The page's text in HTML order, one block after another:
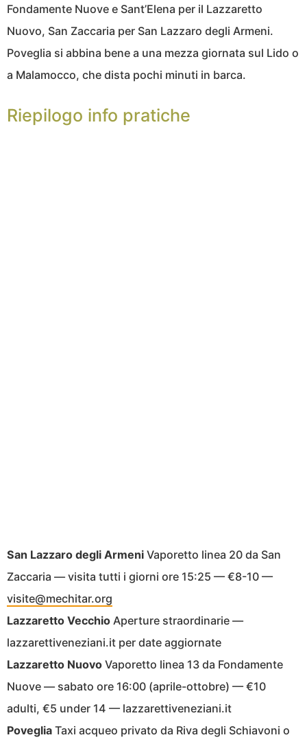
Fondamente Nuove e Sant’Elena per il Lazzaretto
Nuovo, San Zaccaria per San Lazzaro degli Armeni.
Poveglia si abbina bene a una mezza giornata sul Lido o
a Malamocco, che dista pochi minuti in barca.
Riepilogo info pratiche
San Lazzaro degli Armeni Vaporetto linea 20 da San
Zaccaria — visita tutti i giorni ore 15:25 — €8-10 —
visite@mechitar.org
Lazzaretto Vecchio Aperture straordinarie —
lazzarettiveneziani.it per date aggiornate
Lazzaretto Nuovo Vaporetto linea 13 da Fondamente
Nuove — sabato ore 16:00 (aprile-ottobre) — €10
adulti, €5 under 14 — lazzarettiveneziani.it
Poveglia Taxi acqueo privato da Riva degli Schiavoni o